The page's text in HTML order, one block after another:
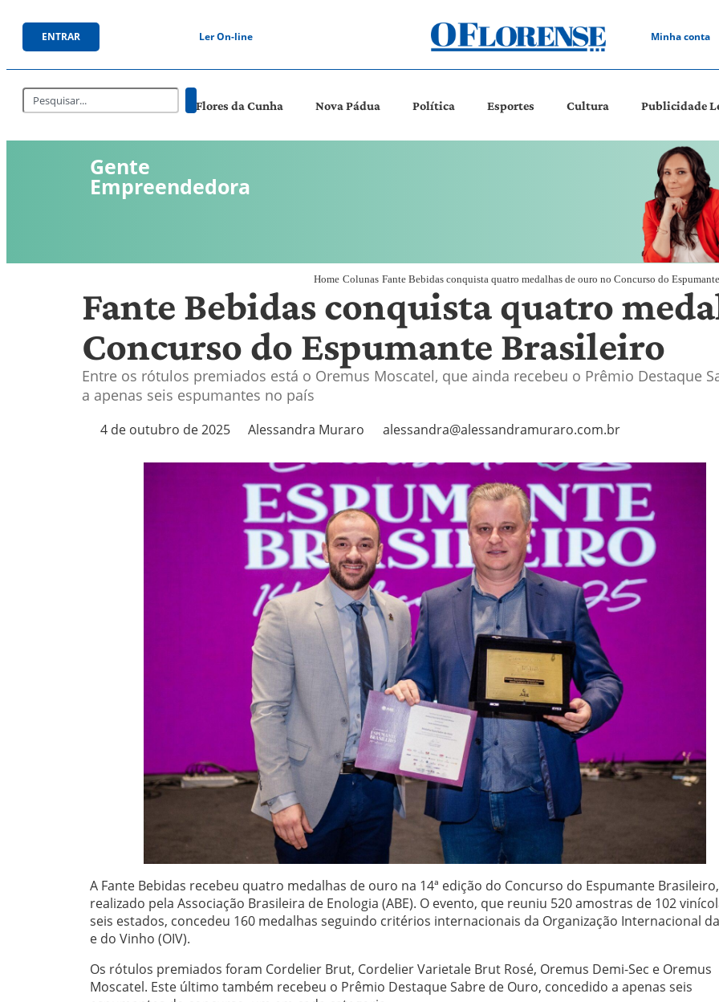
ENTRAR Ler On-line Minha conta
Flores da Cunha Nova Pádua Política Esportes Cultura Publicidade
Gente
Empreendedora
Home Colunas Fante Bebidas conquista quatro medalhas de ouro no Concurso do
Fante Bebidas conquista quatro
Concurso do Espumante Brasileiro
Entre os rótulos premiados está o Oremus Moscatel, que ainda recebeu o Prêmio Destaque
a apenas seis espumantes no país
4 de outubro de 2025 Alessandra Muraro alessandra@alessandramuraro.com.br
A Fante Bebidas recebeu quatro medalhas de ouro na 14ª edição do Concurso do Espumante Brasileiro,
realizado pela Associação Brasileira de Enologia (ABE). O evento, que reuniu 520 amostras de 102
seis estados, concedeu 160 medalhas seguindo critérios internacionais da Organização Internacional
e do Vinho (OIV).
Os rótulos premiados foram Cordelier Brut, Cordelier Varietale Brut Rosé, Oremus Demi-Sec e Oremus
Moscatel. Este último também recebeu o Prêmio Destaque Sabre de Ouro, concedido a apenas seis